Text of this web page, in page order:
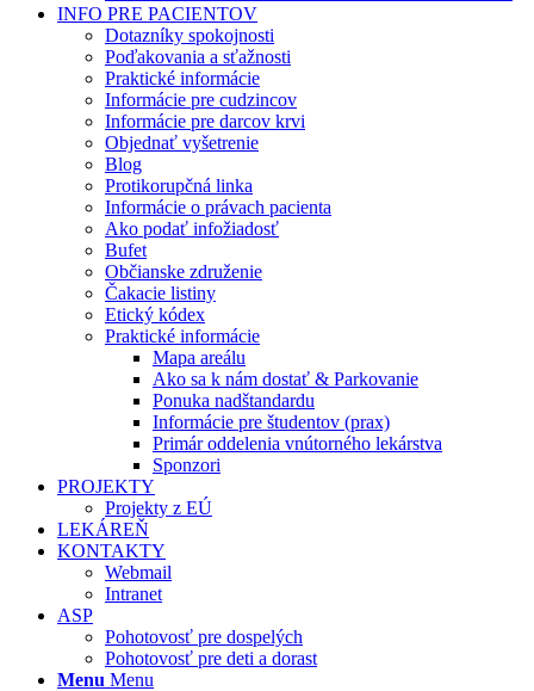
INFO PRE PACIENTOV
Dotazníky spokojnosti
Poďakovania a sťažnosti
Praktické informácie
Informácie pre cudzincov
Informácie pre darcov krvi
Objednať vyšetrenie
Blog
Protikorupčná linka
Informácie o právach pacienta
Ako podať infožiadosť
Bufet
Občianske združenie
Čakacie listiny
Etický kódex
Praktické informácie
Mapa areálu
Ako sa k nám dostať & Parkovanie
Ponuka nadštandardu
Informácie pre študentov (prax)
Primár oddelenia vnútorného lekárstva
Sponzori
PROJEKTY
Projekty z EÚ
LEKÁREŇ
KONTAKTY
Webmail
Intranet
ASP
Pohotovosť pre dospelých
Pohotovosť pre deti a dorast
Menu Menu